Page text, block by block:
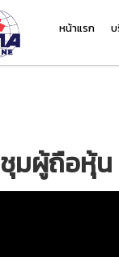
ความปลอดภัย ไม่สามารถปิดได้
บ
หน้าแรก
ชุมผู้ถือหุ้น